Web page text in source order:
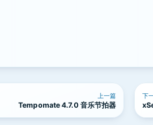
上一篇
Tempomate 4.7.0 音乐节拍器
下